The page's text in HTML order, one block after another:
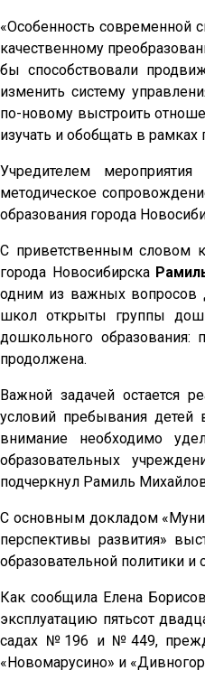
«Особенность современной
качественному
бы способствовали
изменить систему
по-новому выстроить
изучать и обобщать в
Учредителем
методическое
образования города
С приветственным словом к
города Новосибирска
одним из важных вопросов
школ открыты группы
дошкольного образования:
продолжена.
Важной задачей остается
условий пребывания
внимание необходимо
образовательных
подчеркнул Рамиль
С основным докладом
перспективы развития»
образовательной политики и
Как сообщила Елена
эксплуатацию пятьсот
садах №196 и №449, прежде
«Новомарусино» и